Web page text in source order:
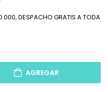
DESPACHO GRATIS A TODA
AGREGAR